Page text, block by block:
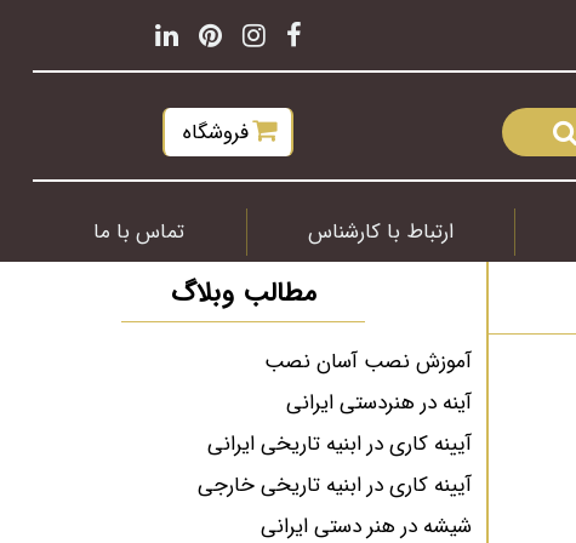
فروشگاه
ارتباط با کارشناس تماس با ما
مطالب وبلاگ
آموزش نصب آسان نصب
آینه در هنردستی ایرانی
آیینه کاری در ابنیه تاریخی ایرانی
آیینه کاری در ابنیه تاریخی خارجی
شیشه در هنر دستی ایرانی